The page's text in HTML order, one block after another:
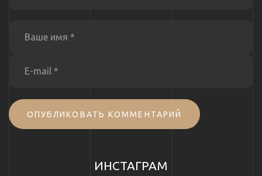
ОПУБЛИКОВАТЬ КОММЕНТАРИЙ
ИНСТАГРАМ